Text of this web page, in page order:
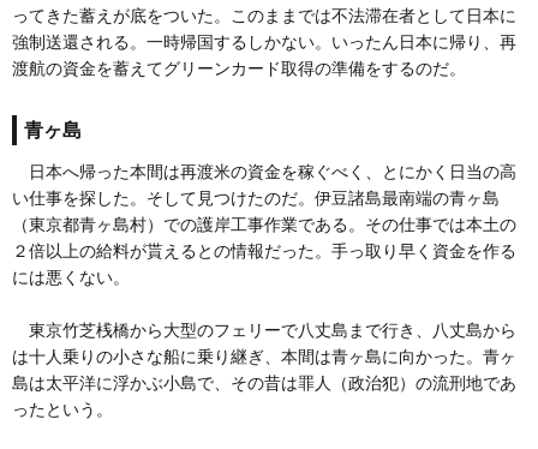
ってきた蓄えが底をついた。このままでは不法滞在者として日本に
強制送還される。一時帰国するしかない。いったん日本に帰り、再
渡航の資金を蓄えてグリーンカード取得の準備をするのだ。
青ヶ島
日本へ帰った本間は再渡米の資金を稼ぐべく、とにかく日当の高
い仕事を探した。そして見つけたのだ。伊豆諸島最南端の青ヶ島
（東京都青ヶ島村）での護岸工事作業である。その仕事では本土の
２倍以上の給料が貰えるとの情報だった。手っ取り早く資金を作る
には悪くない。
東京竹芝桟橋から大型のフェリーで八丈島まで行き、八丈島から
は十人乗りの小さな船に乗り継ぎ、本間は青ヶ島に向かった。青ヶ
島は太平洋に浮かぶ小島で、その昔は罪人（政治犯）の流刑地であ
ったという。